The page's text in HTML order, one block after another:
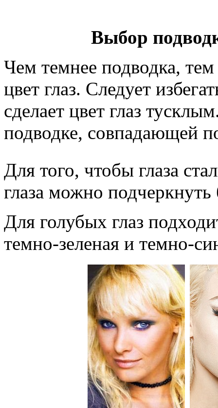
Выбор
Чем темнее подводка,
цвет глаз. Следует
сделает цвет глаз
подводке, совпадающей
Для того, чтобы глаза
глаза можно
Для голубых глаз
темно-зеленая и темно-